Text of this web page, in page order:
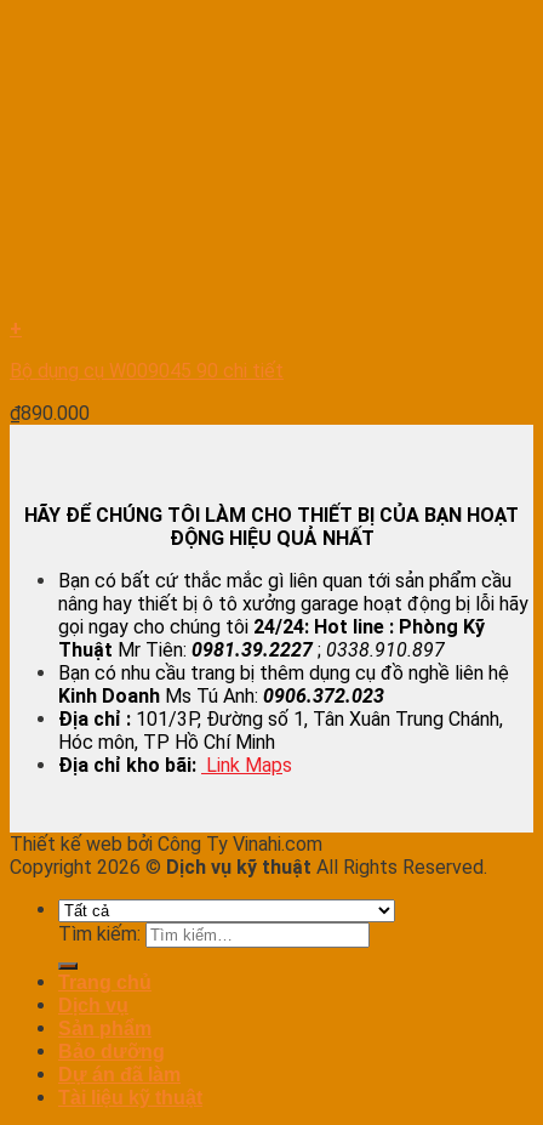
+
Bộ dụng cụ W009045 90 chi tiết
₫890.000
HÃY ĐỂ CHÚNG TÔI LÀM CHO THIẾT BỊ CỦA BẠN HOẠT
ĐỘNG HIỆU QUẢ NHẤT
Bạn có bất cứ thắc mắc gì liên quan tới sản phẩm cầu
nâng hay thiết bị ô tô xưởng garage hoạt động bị lỗi hãy
gọi ngay cho chúng tôi 24/24: Hot line : Phòng Kỹ
Thuật Mr Tiên: 0981.39.2227; 0338.910.897
Bạn có nhu cầu trang bị thêm dụng cụ đồ nghề liên hệ
Kinh Doanh Ms Tú Anh: 0906.372.023
Địa chỉ : 101/3P, Đường số 1, Tân Xuân Trung Chánh,
Hóc môn, TP Hồ Chí Minh
Địa chỉ kho bãi: Link Maps
Thiết kế web bởi Công Ty Vinahi.com
Copyright 2026 © Dịch vụ kỹ thuật All Rights Reserved.
Tìm kiếm:
Trang chủ
Dịch vụ
Sản phẩm
Bảo dưỡng
Dự án đã làm
Tài liệu kỹ thuật